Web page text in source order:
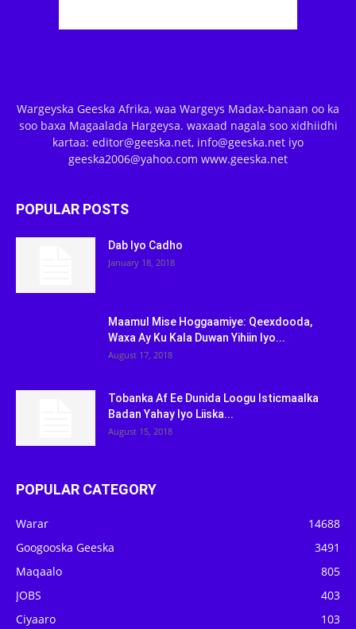
Wargeyska Geeska Afrika, waa Wargeys Madax-banaan oo ka
soo baxa Magaalada Hargeysa. waxaad nagala soo xidhiidhi
kartaa: editor@geeska.net, info@geeska.net iyo
geeska2006@yahoo.com www.geeska.net
POPULAR POSTS
Dab Iyo Cadho
January 18, 2018
Maamul Mise Hoggaamiye: Qeexdooda,
Waxa Ay Ku Kala Duwan Yihiin Iyo...
August 17, 2018
Tobanka Af Ee Dunida Loogu Isticmaalka
Badan Yahay Iyo Liiska...
August 15, 2018
POPULAR CATEGORY
Warar
14688
Googooska Geeska
3491
Maqaalo
805
JOBS
403
Ciyaaro
103